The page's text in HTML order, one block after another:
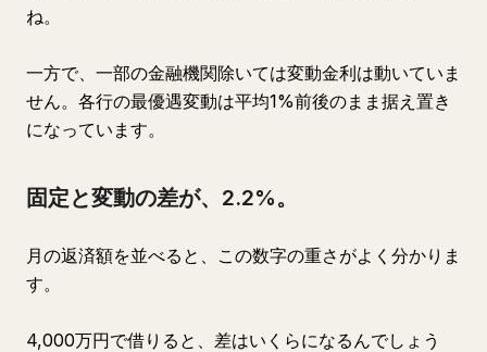
ね。
一方で、一部の金融機関除いては変動金利は動いていま
せん。各行の最優遇変動は平均1%前後のまま据え置き
になっています。
固定と変動の差が、2.2%。
月の返済額を並べると、この数字の重さがよく分かりま
す。
4,000万円で借りると、差はいくらになるんでしょう